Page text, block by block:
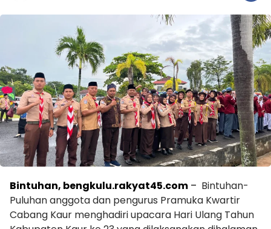
Bintuhan, bengkulu.rakyat45.com – Bintuhan-
Puluhan anggota dan pengurus Pramuka Kwartir
Cabang Kaur menghadiri upacara Hari Ulang Tahun